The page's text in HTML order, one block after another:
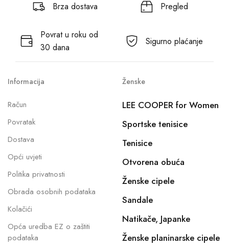
Brza dostava Pregled
Povrat u roku od
30 dana
Sigurno plaćanje
Informacija
Račun
Povratak
Dostava
Opći uvjeti
Politika privatnosti
Obrada osobnih podataka
Kolačići
Opća uredba EZ o zaštiti
podataka
Ženske
LEE COOPER for Women
Sportske tenisice
Tenisice
Otvorena obuća
Ženske cipele
Sandale
Natikače, Japanke
Ženske planinarske cipele